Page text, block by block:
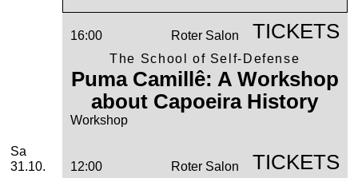
16:00
Roter Salon
The School of Self-Defense
Puma Camillê: A Workshop
about Capoeira History
Workshop
TICKETS
Samstag, 31. Oktober 2026
Sa
31.10.
12:00
Roter Salon
TICKETS